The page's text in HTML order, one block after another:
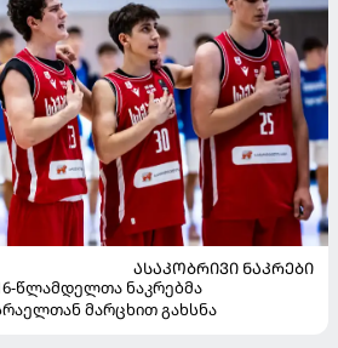
ᲐᲡᲐᲙᲝᲑᲠᲘᲕᲘ ᲜᲐᲙᲠᲔᲑᲘ
წლამდელთა ნაკრებმა
მარცხით გახსნა